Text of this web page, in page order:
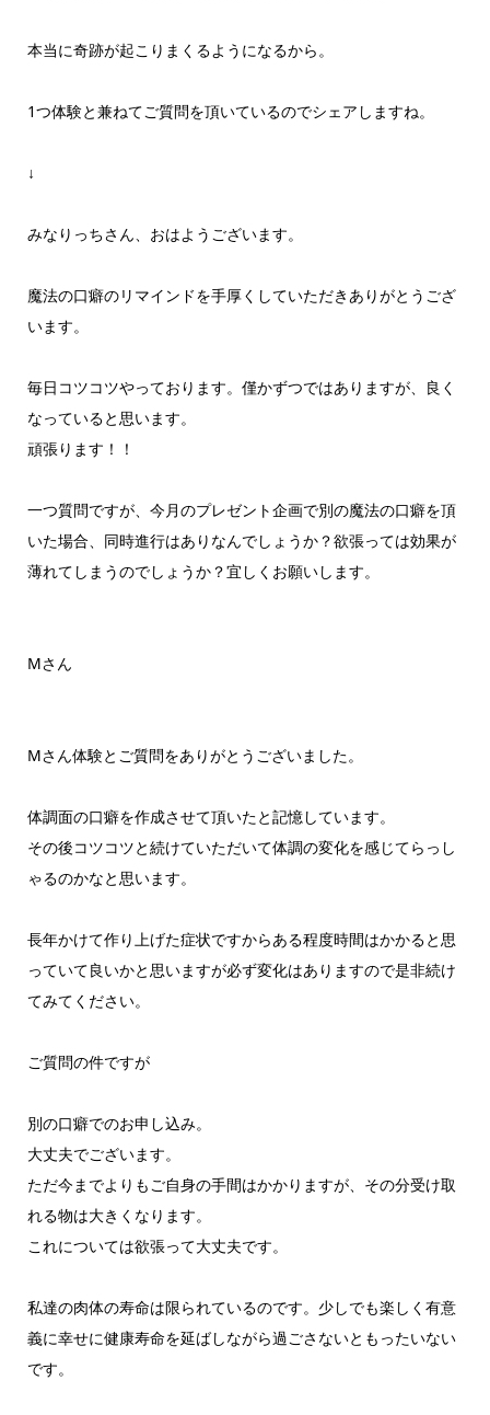
本当に奇跡が起こりまくるようになるから。
1つ体験と兼ねてご質問を頂いているのでシェアしますね。
↓
みなりっちさん、おはようございます。
魔法の口癖のリマインドを手厚くしていただきありがとうござ
います。
毎日コツコツやっております。僅かずつではありますが、良く
なっていると思います。
頑張ります！！
一つ質問ですが、今月のプレゼント企画で別の魔法の口癖を頂
いた場合、同時進行はありなんでしょうか？欲張っては効果が
薄れてしまうのでしょうか？宜しくお願いします。
Mさん
Mさん体験とご質問をありがとうございました。
体調面の口癖を作成させて頂いたと記憶しています。
その後コツコツと続けていただいて体調の変化を感じてらっし
ゃるのかなと思います。
長年かけて作り上げた症状ですからある程度時間はかかると思
っていて良いかと思いますが必ず変化はありますので是非続け
てみてください。
ご質問の件ですが
別の口癖でのお申し込み。
大丈夫でございます。
ただ今までよりもご自身の手間はかかりますが、その分受け取
れる物は大きくなります。
これについては欲張って大丈夫です。
私達の肉体の寿命は限られているのです。少しでも楽しく有意
義に幸せに健康寿命を延ばしながら過ごさないともったいない
です。